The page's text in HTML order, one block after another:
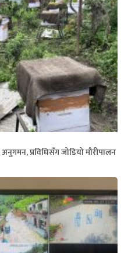
प्रविधिसँग जोडियो मौरीपालन